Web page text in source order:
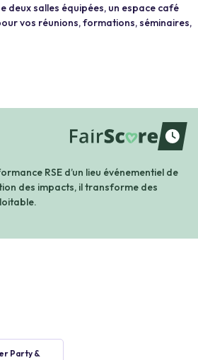
deux salles équipées, un espace café
vos réunions, formations, séminaires,
waiting
RSE d’un lieu événementiel de
des impacts, il transforme des
Party &